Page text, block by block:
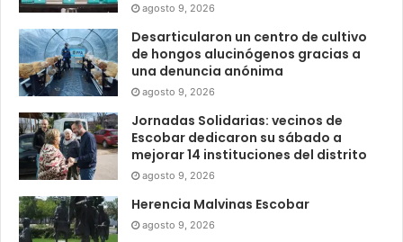
agosto 9, 2026
Desarticularon un centro de cultivo
de hongos alucinógenos gracias a
una denuncia anónima
agosto 9, 2026
Jornadas Solidarias: vecinos de
Escobar dedicaron su sábado a
mejorar 14 instituciones del distrito
agosto 9, 2026
Herencia Malvinas Escobar
agosto 9, 2026